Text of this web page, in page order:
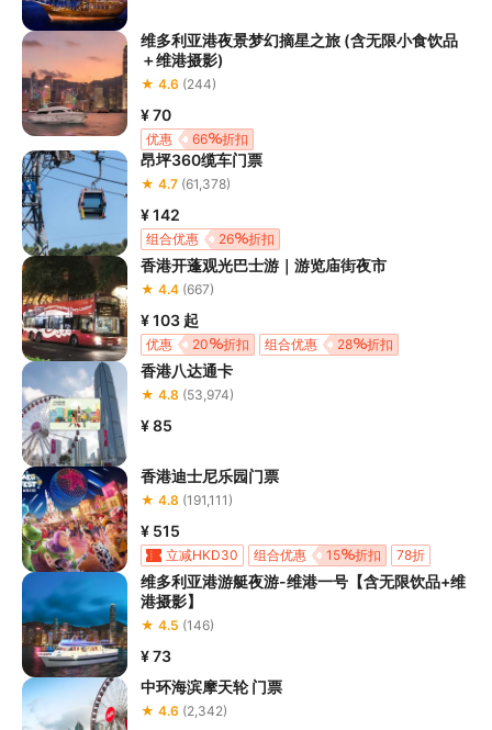
维多利亚港夜景梦幻摘星之旅 (含无限小食饮品
＋维港摄影)
★ 4.6 (244)
¥ 70
66 折扣
优惠
昂坪360缆车门票
★ 4.7 (61,378)
¥ 142
26 折扣
组合优惠
香港开蓬观光巴士游｜游览庙街夜市
★ 4.4 (667)
¥ 103 起
20 折扣
优惠 28 折扣
组合优惠
香港八达通卡
★ 4.8 (53,974)
¥ 85
香港迪士尼乐园门票
★ 4.8 (191,111)
¥ 515
立减HKD30 15 折扣
组合优惠
78折
Klook客路独家
维多利亚港游艇夜游-维港一号【含无限饮品+维
港摄影】
★ 4.5 (146)
¥ 73
中环海滨摩天轮 门票
★ 4.6 (2,342)